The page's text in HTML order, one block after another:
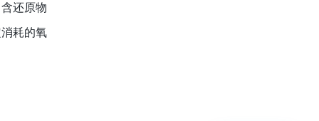
还原物
耗的氧